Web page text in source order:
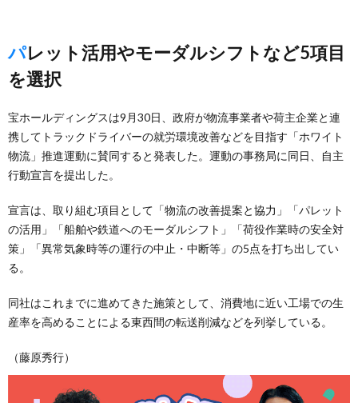
パレット活用やモーダルシフトなど5項目
を選択
宝ホールディングスは9月30日、政府が物流事業者や荷主企業と連
携してトラックドライバーの就労環境改善などを目指す「ホワイト
物流」推進運動に賛同すると発表した。運動の事務局に同日、自主
行動宣言を提出した。
宣言は、取り組む項目として「物流の改善提案と協力」「パレット
の活用」「船舶や鉄道へのモーダルシフト」「荷役作業時の安全対
策」「異常気象時等の運行の中止・中断等」の5点を打ち出してい
る。
同社はこれまでに進めてきた施策として、消費地に近い工場での生
産率を高めることによる東西間の転送削減などを列挙している。
（藤原秀行）